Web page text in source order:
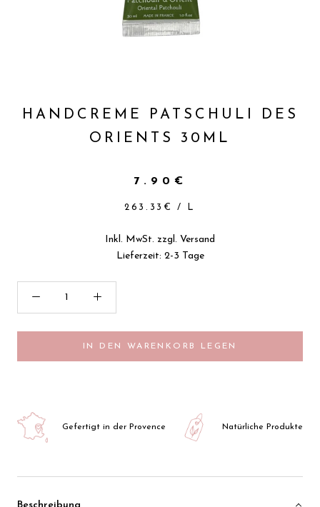
HANDCREME PATSCHULI DES
ORIENTS 30ML
7.90€
263.33€ / L
Inkl. MwSt. zzgl. Versand
Lieferzeit: 2-3 Tage
IN DEN WARENKORB LEGEN
Gefertigt in der Provence Natürliche Produkte